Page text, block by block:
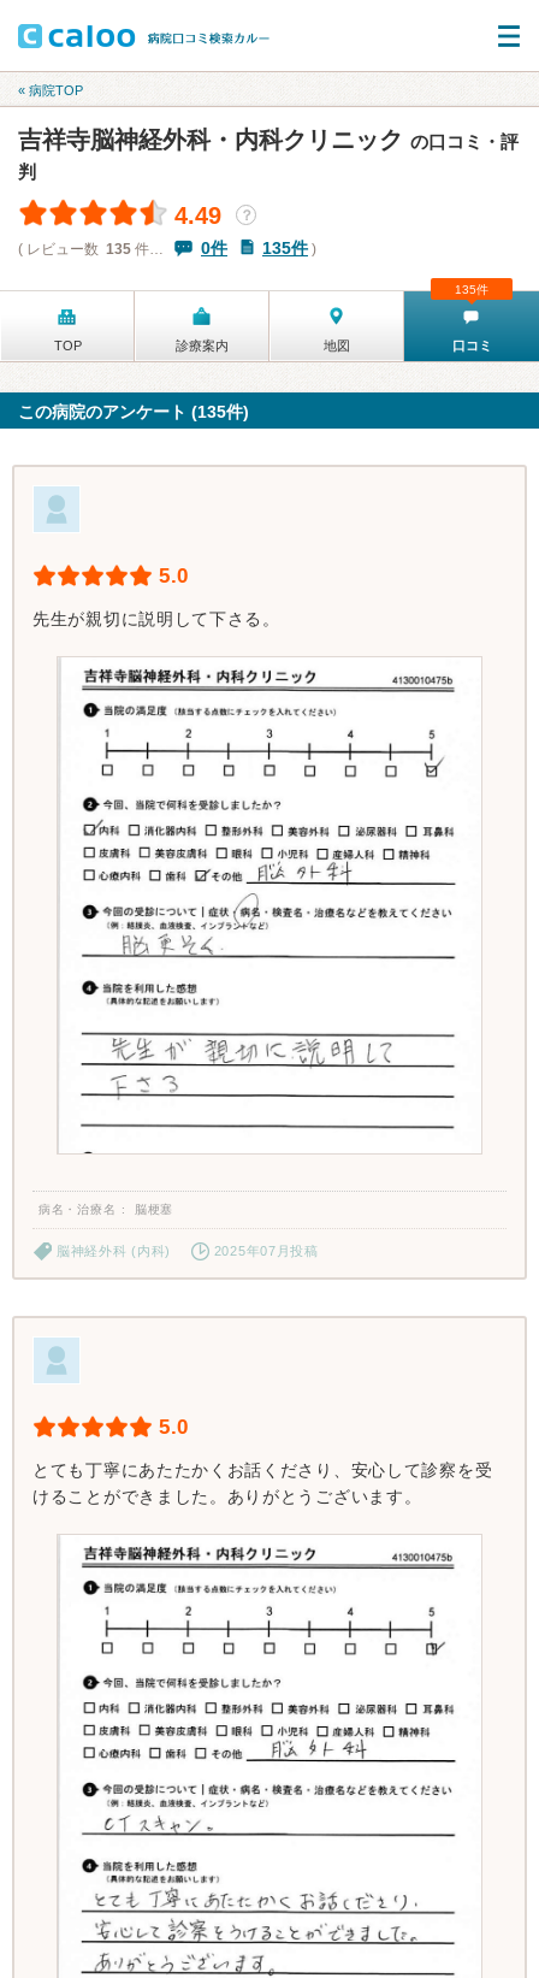
« 病院TOP
吉祥寺脳神経外科・内科クリニック の口コミ・評
判
4.49
？
( レビュー数 135 件… 0件 135件)
TOP 診療案内 地図 口コミ
135件
この病院のアンケート (135件)
5.0
先生が親切に説明して下さる。
病名・治療名 脳梗塞
脳神経外科 (内科) 2025年07月投稿
5.0
とても丁寧にあたたかくお話くださり、安心して診察を受
けることができました。ありがとうございます。